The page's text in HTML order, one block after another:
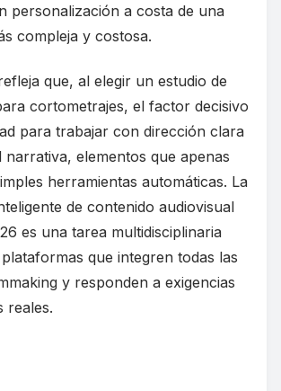
personalización a costa de una
compleja y costosa.
que, al elegir un estudio de
cortometrajes, el factor decisivo
para trabajar con dirección clara
narrativa, elementos que apenas
herramientas automáticas. La
de contenido audiovisual
es una tarea multidisciplinaria
que integren todas las
y responden a exigencias
reales.